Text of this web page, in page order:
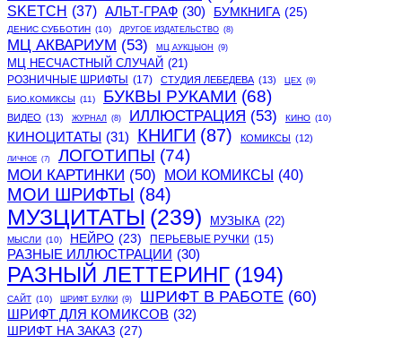
SKETCH (37) АЛЬТ-ГРАФ (30) БУМКНИГА (25)
ДЕНИС СУББОТИН (10) ДРУГОЕ ИЗДАТЕЛЬСТВО (8)
МЦ АКВАРИУМ (53) МЦ АУКЦЫОН (9)
МЦ НЕСЧАСТНЫЙ СЛУЧАЙ (21)
РОЗНИЧНЫЕ ШРИФТЫ (17) СТУДИЯ ЛЕБЕДЕВА (13) ЦЕХ (9)
БИО.КОМИКСЫ (11) БУКВЫ РУКАМИ (68)
ВИДЕО (13) ЖУРНАЛ (8) ИЛЛЮСТРАЦИЯ (53) КИНО (10)
КИНОЦИТАТЫ (31) КНИГИ (87) КОМИКСЫ (12)
ЛИЧНОЕ (7) ЛОГОТИПЫ (74)
МОИ КАРТИНКИ (50) МОИ КОМИКСЫ (40)
МОИ ШРИФТЫ (84)
МУЗЦИТАТЫ (239) МУЗЫКА (22)
МЫСЛИ (10) НЕЙРО (23) ПЕРЬЕВЫЕ РУЧКИ (15)
РАЗНЫЕ ИЛЛЮСТРАЦИИ (30)
РАЗНЫЙ ЛЕТТЕРИНГ (194)
САЙТ (10) ШРИФТ БУЛКИ (9) ШРИФТ В РАБОТЕ (60)
ШРИФТ ДЛЯ КОМИКСОВ (32)
ШРИФТ НА ЗАКАЗ (27)